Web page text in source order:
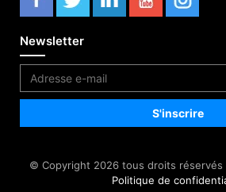
Newsletter
© Copyright 2026 tous droits réservés
Politique de